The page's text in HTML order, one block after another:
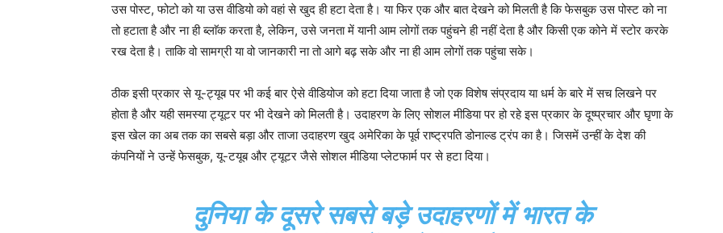
उस पोस्ट, फोटो को या उस वीडियो को वहां से खुद ही हटा देता है। या फिर एक और बात देखने को मिलती है कि फेसबुक उस पोस्ट को ना
तो हटाता है और ना ही ब्लाॅक करता है, लेकिन, उसे जनता में यानी आम लोगों तक पहुंचने ही नहीं देता है और किसी एक कोने में स्टोर करके
रख देता है। ताकि वो सामग्री या वो जानकारी ना तो आगे बढ़ सके और ना ही आम लोगों तक पहुंचा सके।
ठीक इसी प्रकार से यू-ट्यूब पर भी कई बार ऐसे वीडियोज को हटा दिया जाता है जो एक विशेष संप्रदाय या धर्म के बारे में सच लिखने पर
होता है और यही समस्या ट्यूटर पर भी देखने को मिलती है। उदाहरण के लिए सोशल मीडिया पर हो रहे इस प्रकार के दूष्प्रचार और घृणा के
इस खेल का अब तक का सबसे बड़ा और ताजा उदाहरण खुद अमेरिका के पूर्व राष्ट्रपति डोनाल्ड ट्रंप का है। जिसमें उन्हीं के देश की
कंपनियों ने उन्हें फेसबुक, यू-टयूब और ट्यूटर जैसे सोशल मीडिया प्लेटफार्म पर से हटा दिया।
दुनिया के दूसरे सबसे बड़े उदाहरणों में भारत के